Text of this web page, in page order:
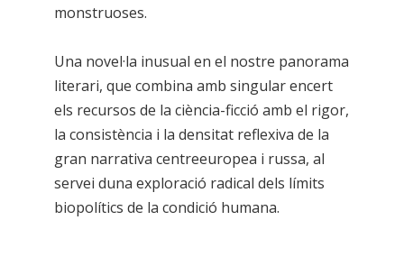
monstruoses.
Una novel·la inusual en el nostre panorama
literari, que combina amb singular encert
els recursos de la ciència-ficció amb el rigor,
la consistència i la densitat reflexiva de la
gran narrativa centreeuropea i russa, al
servei duna exploració radical dels límits
biopolítics de la condició humana.